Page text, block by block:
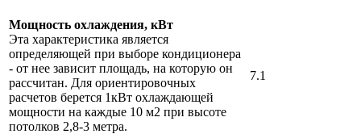
Мощность охлаждения, кВт
Эта характеристика является
определяющей при выборе кондиционера
- от нее зависит площадь, на которую он
рассчитан. Для ориентировочных
расчетов берется 1кВт охлаждающей
мощности на каждые 10 м2 при высоте
потолков 2,8-3 метра.
7.1